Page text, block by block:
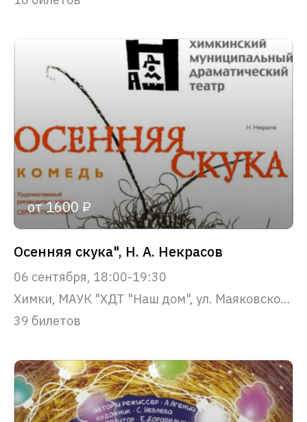
от 1600 ₽
Осенняя скука", Н. А. Некрасов
06 сентября, 18:00-19:30
Химки, МАУК "ХДТ "Наш дом", ул. Маяковского, 22
39 билетов